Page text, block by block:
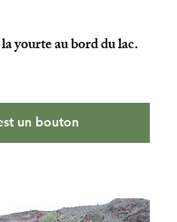
yourte au bord du lac.
un bouton